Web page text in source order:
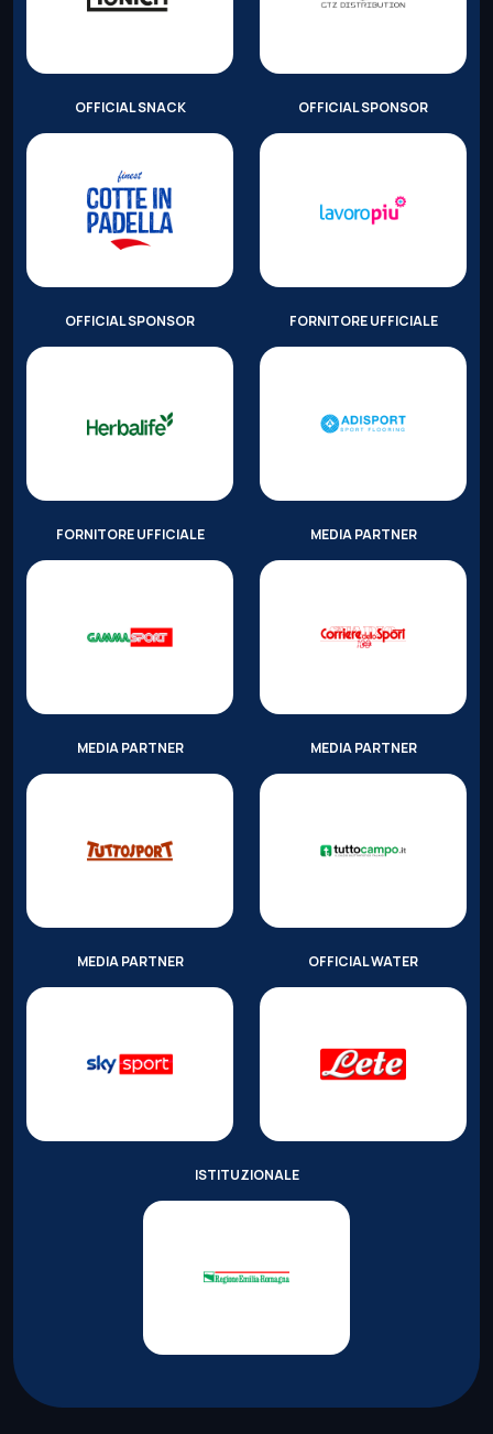
OFFICIAL SNACK OFFICIAL SPONSOR
OFFICIAL SPONSOR FORNITORE UFFICIALE
FORNITORE UFFICIALE MEDIA PARTNER
MEDIA PARTNER MEDIA PARTNER
MEDIA PARTNER OFFICIAL WATER
ISTITUZIONALE